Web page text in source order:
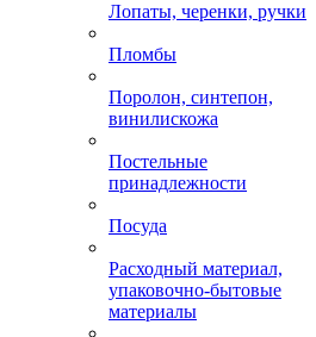
Лопаты, черенки, ручки
Пломбы
Поролон, синтепон,
винилискожа
Постельные
принадлежности
Посуда
Расходный материал,
упаковочно-бытовые
материалы